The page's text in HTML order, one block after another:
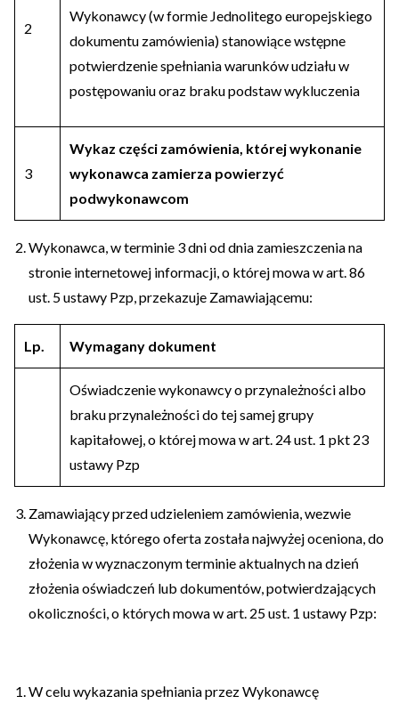
2
Wykonawcy (w formie Jednolitego europejskiego
dokumentu zamówienia) stanowiące wstępne
potwierdzenie spełniania warunków udziału w
postępowaniu oraz braku podstaw wykluczenia
3
Wykaz części zamówienia, której wykonanie
wykonawca zamierza powierzyć
podwykonawcom
Wykonawca, w terminie 3 dni od dnia zamieszczenia na
stronie internetowej informacji, o której mowa w art. 86
ust. 5 ustawy Pzp, przekazuje Zamawiającemu:
Lp. Wymagany dokument
Oświadczenie wykonawcy o przynależności albo
braku przynależności do tej samej grupy
kapitałowej, o której mowa w art. 24 ust. 1 pkt 23
ustawy Pzp
Zamawiający przed udzieleniem zamówienia, wezwie
Wykonawcę, którego oferta została najwyżej oceniona, do
złożenia w wyznaczonym terminie aktualnych na dzień
złożenia oświadczeń lub dokumentów, potwierdzających
okoliczności, o których mowa w art. 25 ust. 1 ustawy Pzp:
W celu wykazania spełniania przez Wykonawcę